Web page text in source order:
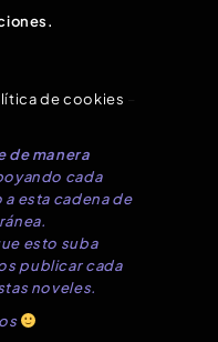
de cookies
de manera
cada
esta cadena de
esto suba
publicar cada
noveles.